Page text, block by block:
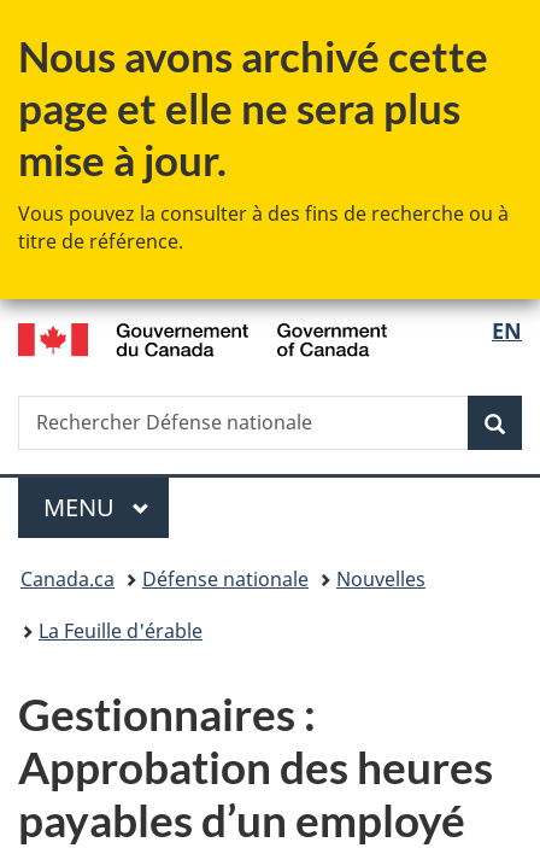
au
principal
à
Au
»
à
version
Nous avons archivé cette
page et elle ne sera plus
mise à jour.
Vous pouvez la consulter à des fins de recherche ou à
titre de référence.
de
la
EN
Recherche
Rechercher
Défense
Menu
MENU PRINCIPAL
Vous
êtes
Canada.ca Défense nationale
Nouvelles
La Feuille d'érable
Gestionnaires :
Approbation des heures
payables d’un employé